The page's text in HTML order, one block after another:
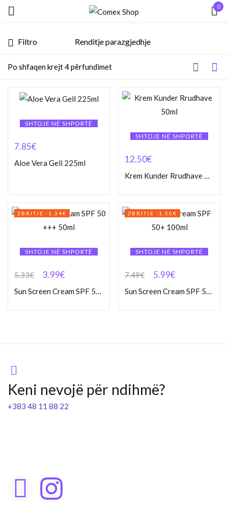
0
Po shfaqen krejt 4 përfundimet
Filtro
SHTOJE NË SHPORTË
7.85€
Aloe Vera Gell 225ml
SHTOJE NË SHPORTË
12.50€
Krem Kunder Rrudhave 50ml
SHTOJE NË SHPORTË
ZBRITJE -1.34€
5.33€ 3.99€
Sun Screen Cream SPF 50 +++ 50ml
SHTOJE NË SHPORTË
ZBRITJE -1.50€
7.49€ 5.99€
Sun Screen Cream SPF 50+ 100ml
Keni nevojë për ndihmë?
+383 48 11 88 22
Mbaj mend
KRIJO NJË LLOGARI